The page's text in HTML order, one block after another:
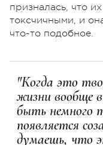
призналась, что
токсчичными, и
что-то подобное.
"Когда это
жизни вообще
быть немного
появляется
думаешь, что